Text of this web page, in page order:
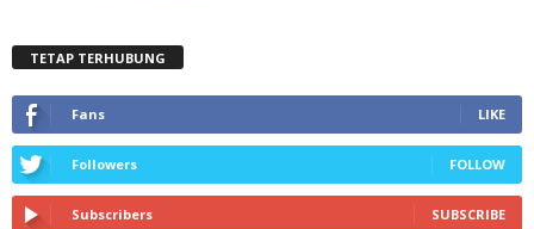
TETAP TERHUBUNG
Fans LIKE
Followers FOLLOW
Subscribers SUBSCRIBE